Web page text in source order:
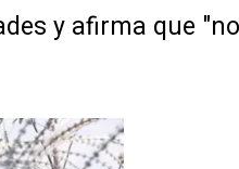
y afirma que